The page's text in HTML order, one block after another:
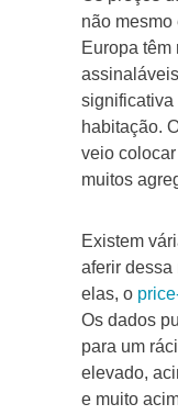
não mesmo
Europa têm
significativa
habitação.
veio
muitos
Existem
aferir dessa
elas, o
Os dados
para um
elevado,
e muito